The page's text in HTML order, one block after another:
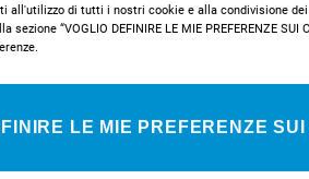
all'utilizzo di tutti i nostri cookie e alla condivisione
“VOGLIO DEFINIRE LE MIE PREFERENZE SUI
LE MIE PREFERENZE